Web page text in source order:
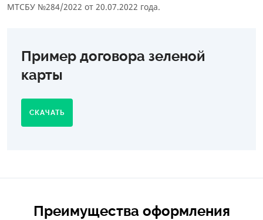
МТСБУ №284/2022 от 20.07.2022 года.
Пример договора зеленой
карты
СКАЧАТЬ
Преимущества оформления